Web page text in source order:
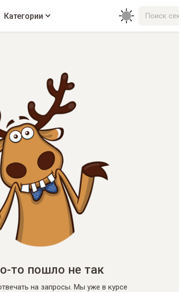
Категории
то пошло не так
на запросы. Мы уже в курсе